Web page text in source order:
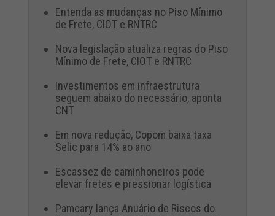
Entenda as mudanças no Piso Mínimo
de Frete, CIOT e RNTRC
Nova legislação atualiza regras do Piso
Mínimo de Frete, CIOT e RNTRC
Investimentos em infraestrutura
seguem abaixo do necessário, aponta
CNT
Em nova redução, Copom baixa taxa
Selic para 14% ao ano
Escassez de caminhoneiros pode
elevar fretes e pressionar logística
Pamcary lança Anuário de Riscos do